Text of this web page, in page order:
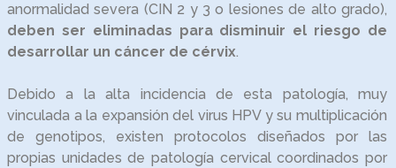
anormalidad severa (CIN 2 y 3 o lesiones de alto grado),
deben ser eliminadas para disminuir el riesgo de
desarrollar un cáncer de cérvix.
Debido a la alta incidencia de esta patología, muy
vinculada a la expansión del virus HPV y su multiplicación
de genotipos, existen protocolos diseñados por las
propias unidades de patología cervical coordinados por